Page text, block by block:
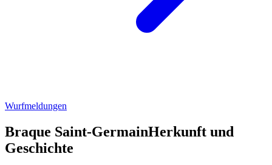
Wurfmeldungen
Braque Saint-GermainHerkunft und
Geschichte